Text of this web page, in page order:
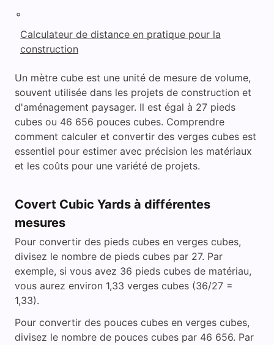
◦
Calculateur de distance en pratique pour la
construction
Un mètre cube est une unité de mesure de volume,
souvent utilisée dans les projets de construction et
d'aménagement paysager. Il est égal à 27 pieds
cubes ou 46 656 pouces cubes. Comprendre
comment calculer et convertir des verges cubes est
essentiel pour estimer avec précision les matériaux
et les coûts pour une variété de projets.
Covert Cubic Yards à différentes
mesures
Pour convertir des pieds cubes en verges cubes,
divisez le nombre de pieds cubes par 27. Par
exemple, si vous avez 36 pieds cubes de matériau,
vous aurez environ 1,33 verges cubes (36/27 =
1,33).
Pour convertir des pouces cubes en verges cubes,
divisez le nombre de pouces cubes par 46 656. Par